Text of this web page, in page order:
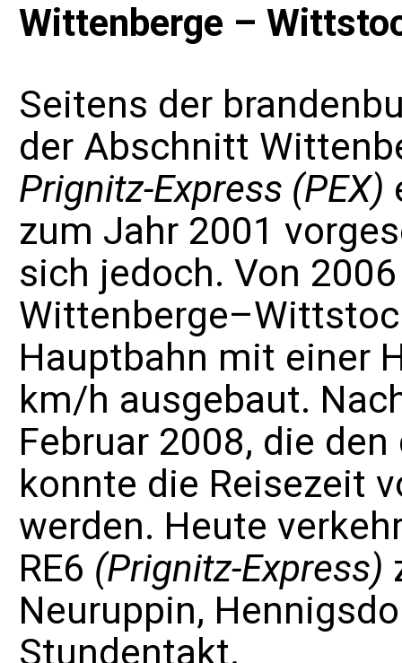
Wittenberge –
Seitens der
der Abschnitt
Prignitz-Express (PEX)
zum Jahr 2001
sich jedoch. Von
Hauptbahn mit einer
km/h ausgebaut.
Februar 2008, die
konnte die Reisezeit
werden. Heute
RE6 (Prignitz-Express)
Neuruppin,
Stundentakt.